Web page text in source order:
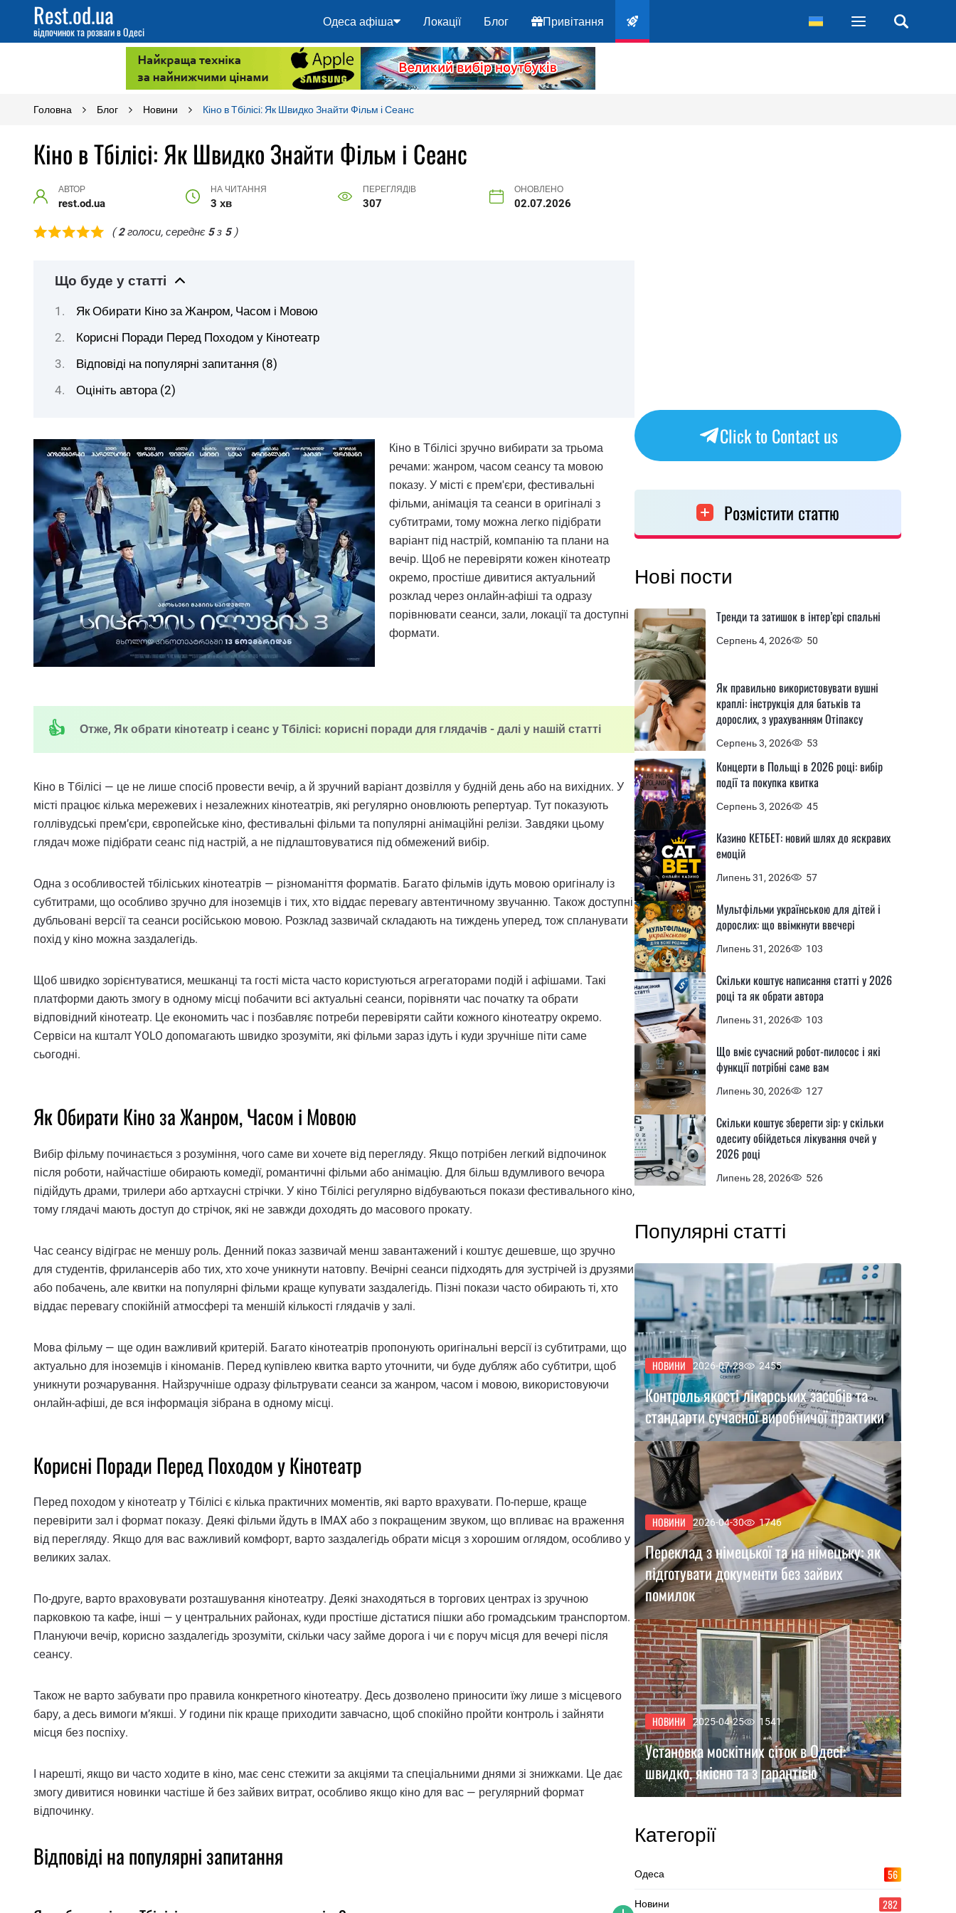
Rest.od.ua
відпочинок та розваги в Одесі
Одеса афіша Локації Блог Привітання
Головна Блог Новини Кіно в Тбілісі: Як Швидко Знайти Фільм і Сеанс
Кіно в Тбілісі: Як Швидко Знайти Фільм і Сеанс
АВТОР
rest.od.ua
НА ЧИТАННЯ
3 хв
ПЕРЕГЛЯДІВ
307
ОНОВЛЕНО
02.07.2026
(2голоси, середнє 5з 5)
Що буде у статті
Як Обирати Кіно за Жанром, Часом і Мовою
Корисні Поради Перед Походом у Кінотеатр
Відповіді на популярні запитання (8)
Оцініть автора (2)
Кіно в Тбілісі зручно вибирати за трьома
речами: жанром, часом сеансу та мовою
показу. У місті є прем'єри, фестивальні
фільми, анімація та сеанси в оригіналі з
субтитрами, тому можна легко підібрати
варіант під настрій, компанію та плани на
вечір. Щоб не перевіряти кожен кінотеатр
окремо, простіше дивитися актуальний
розклад через онлайн-афіші та одразу
порівнювати сеанси, зали, локації та доступні
формати.
Отже, Як обрати кінотеатр і сеанс у Тбілісі: корисні поради для глядачів - далі у нашій статті
Кіно в Тбілісі — це не лише спосіб провести вечір, а й зручний варіант дозвілля у будній день або на вихідних. У
місті працює кілька мережевих і незалежних кінотеатрів, які регулярно оновлюють репертуар. Тут показують
голлівудські прем’єри, європейське кіно, фестивальні фільми та популярні анімаційні релізи. Завдяки цьому
глядач може підібрати сеанс під настрій, а не підлаштовуватися під обмежений вибір.
Одна з особливостей тбіліських кінотеатрів — різноманіття форматів. Багато фільмів ідуть мовою оригіналу із
субтитрами, що особливо зручно для іноземців і тих, хто віддає перевагу автентичному звучанню. Також доступні
дубльовані версії та сеанси російською мовою. Розклад зазвичай складають на тиждень уперед, тож спланувати
похід у кіно можна заздалегідь.
Щоб швидко зорієнтуватися, мешканці та гості міста часто користуються агрегаторами подій і афішами. Такі
платформи дають змогу в одному місці побачити всі актуальні сеанси, порівняти час початку та обрати
відповідний кінотеатр. Це економить час і позбавляє потреби перевіряти сайти кожного кінотеатру окремо.
Сервіси на кшталт YOLO допомагають швидко зрозуміти, які фільми зараз ідуть і куди зручніше піти саме
сьогодні.
Як Обирати Кіно за Жанром, Часом і Мовою
Вибір фільму починається з розуміння, чого саме ви хочете від перегляду. Якщо потрібен легкий відпочинок
після роботи, найчастіше обирають комедії, романтичні фільми або анімацію. Для більш вдумливого вечора
підійдуть драми, трилери або артхаусні стрічки. У кіно Тбілісі регулярно відбуваються покази фестивального кіно,
тому глядачі мають доступ до стрічок, які не завжди доходять до масового прокату.
Час сеансу відіграє не меншу роль. Денний показ зазвичай менш завантажений і коштує дешевше, що зручно
для студентів, фрилансерів або тих, хто хоче уникнути натовпу. Вечірні сеанси підходять для зустрічей із друзями
або побачень, але квитки на популярні фільми краще купувати заздалегідь. Пізні покази часто обирають ті, хто
віддає перевагу спокійній атмосфері та меншій кількості глядачів у залі.
Мова фільму — ще один важливий критерій. Багато кінотеатрів пропонують оригінальні версії із субтитрами, що
актуально для іноземців і кіноманів. Перед купівлею квитка варто уточнити, чи буде дубляж або субтитри, щоб
уникнути розчарування. Найзручніше одразу фільтрувати сеанси за жанром, часом і мовою, використовуючи
онлайн-афіші, де вся інформація зібрана в одному місці.
Корисні Поради Перед Походом у Кінотеатр
Перед походом у кінотеатр у Тбілісі є кілька практичних моментів, які варто врахувати. По-перше, краще
перевірити зал і формат показу. Деякі фільми йдуть в IMAX або з покращеним звуком, що впливає на враження
від перегляду. Якщо для вас важливий комфорт, варто заздалегідь обрати місця з хорошим оглядом, особливо у
великих залах.
По-друге, варто враховувати розташування кінотеатру. Деякі знаходяться в торгових центрах із зручною
парковкою та кафе, інші — у центральних районах, куди простіше дістатися пішки або громадським транспортом.
Плануючи вечір, корисно заздалегідь зрозуміти, скільки часу займе дорога і чи є поруч місця для вечері після
сеансу.
Також не варто забувати про правила конкретного кінотеатру. Десь дозволено приносити їжу лише з місцевого
бару, а десь вимоги м’якші. У години пік краще приходити завчасно, щоб спокійно пройти контроль і зайняти
місця без поспіху.
І нарешті, якщо ви часто ходите в кіно, має сенс стежити за акціями та спеціальними днями зі знижками. Це дає
змогу дивитися новинки частіше й без зайвих витрат, особливо якщо кіно для вас — регулярний формат
відпочинку.
Відповіді на популярні запитання
Click to Contact us
Розмістити статтю
Нові пости
Серпень 4, 2026 50
Тренди та затишок в інтер’єрі спальні
Серпень 3, 2026 53
Як правильно використовувати вушні
краплі: інструкція для батьків та
дорослих, з урахуванням Отіпаксу
Серпень 3, 2026 45
Концерти в Польщі в 2026 році: вибір
події та покупка квитка
Липень 31, 2026 57
Казино КЕТБЕТ: новий шлях до яскравих
емоцій
Липень 31, 2026 103
Мультфільми українською для дітей і
дорослих: що ввімкнути ввечері
Липень 31, 2026 103
Скільки коштує написання статті у 2026
році та як обрати автора
Липень 30, 2026 127
Що вміє сучасний робот-пилосос і які
функції потрібні саме вам
Липень 28, 2026 526
Скільки коштує зберегти зір: у скільки
одеситу обійдеться лікування очей у
2026 році
Популярні статті
НОВИНИ 2026-07-28 2455
Контроль якості лікарських засобів та
стандарти сучасної виробничої практики
НОВИНИ 2026-04-30 1746
Переклад з німецької та на німецьку: як
підготувати документи без зайвих
помилок
НОВИНИ 2025-04-25 1541
Установка москітних сіток в Одесі:
швидко, якісно та з гарантією
Категорії
Одеса 56
Новини 282